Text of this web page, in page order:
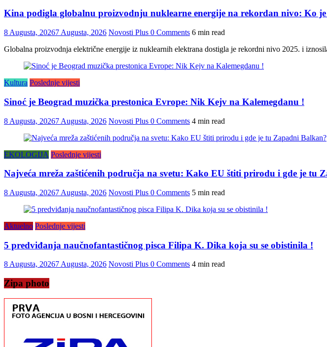
Kina podigla globalnu proizvodnju nuklearne energije na rekordan nivo: Ko
8 Augusta, 20267 Augusta, 2026 Novosti Plus 0 Comments 6 min read
Globalna proizvodnja električne energije iz nuklearnih elektrana dostigla je rekordni nivo 2025. i
Kultura Poslednje vijesti
Sinoć je Beograd muzička prestonica Evrope: Nik Kejv na Kalemegdanu !
8 Augusta, 20267 Augusta, 2026 Novosti Plus 0 Comments 4 min read
EKOLOGIJA Poslednje vijesti
Najveća mreža zaštićenih područja na svetu: Kako EU štiti prirodu i gde je tu
8 Augusta, 20267 Augusta, 2026 Novosti Plus 0 Comments 5 min read
Aktuelno Poslednje vijesti
5 predviđanja naučnofantastičnog pisca Filipa K. Dika koja su se obistinila !
8 Augusta, 20267 Augusta, 2026 Novosti Plus 0 Comments 4 min read
Zipa photo